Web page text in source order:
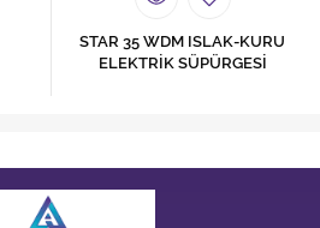
STAR 35 WDM ISLAK-KURU
ELEKTRİK SÜPÜRGESİ